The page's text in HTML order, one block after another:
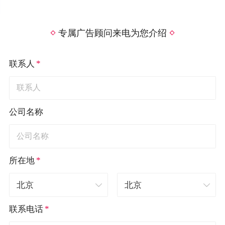
专属广告顾问来电为您介绍
联系人 *
公司名称
所在地 *
联系电话 *